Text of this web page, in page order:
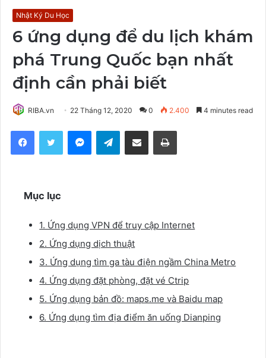
Nhật Ký Du Học
6 ứng dụng để du lịch khám
phá Trung Quốc bạn nhất
định cần phải biết
RIBA.vn 22 Tháng 12, 2020 0 2.400 4 minutes read
FacebookTwitter MessengerTelegramShare via Email Print
Mục lục
1. Ứng dụng VPN để truy cập Internet
2. Ứng dụng dịch thuật
3. Ứng dụng tìm ga tàu điện ngầm China Metro
4. Ứng dụng đặt phòng, đặt vé Ctrip
5. Ứng dụng bản đồ: maps.me và Baidu map
6. Ứng dụng tìm địa điểm ăn uống Dianping